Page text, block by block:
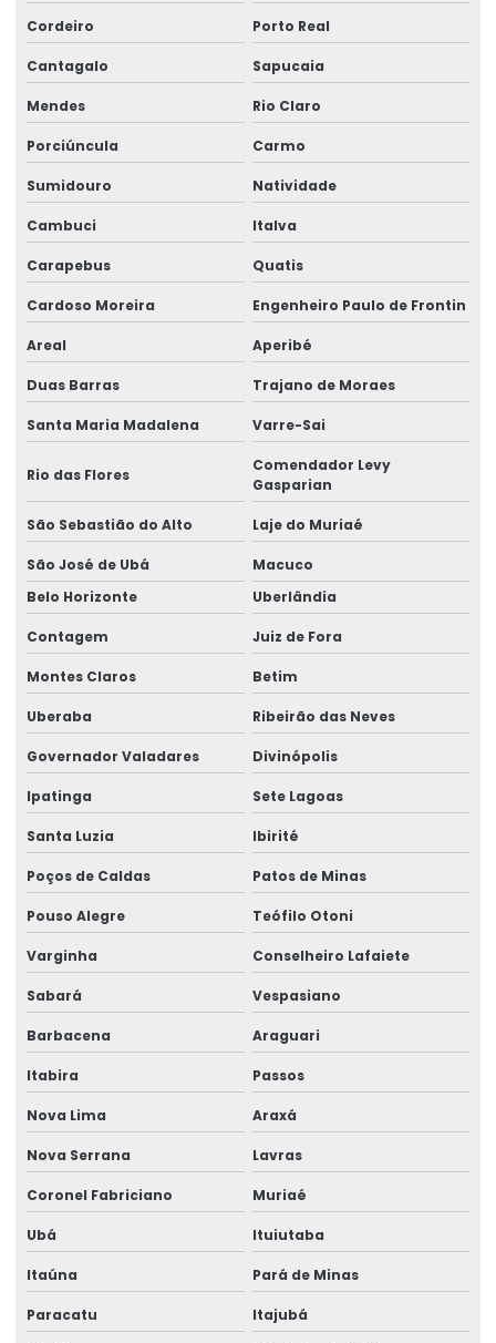
Etiquetas Para Brindes E Promoções
Etiquetas Para Classificação De Produtos
Etiquetas Para Comércio
Etiquetas Para Embalagens De Produtos
Etiquetas Para Embalagens E Produtos
Etiquetas Para Marcação De Preços
Etiquetas Para Produtos Artesanais E Industriais
Etiquetas Para Produtos Farmacêuticos E Cosméticos
Etiquetas Para Roupas Com Código De Barras
Etiquetas Para Uso Comercial E Industrial
Etiquetas Personalizadas Para Vendas Online
Etiquetas Resistentes À Água E Óleo
Fabricação De Etiquetas Adesivas Personalizadas
Fabricação De Etiquetas De Bopp Metalizado
Fabricante De Etiquetas Para Loja
Fabricante De Rótulos Adesivos Personalizados
Fabricante De Rótulos Personalizados
Fornecedor De Etiqueta Balança Para Comércio
Fornecedor De Etiquetas Para Balança Comercial
Fornecedor De Rótulos Adesivos Em São Paulo
Fornecedor De Rótulos Para Indústria
Fornecedores De Etiquetas Térmicas Personalizadas
Fornecimento De Ribbon Em Grandes Quantidades
Impressão De Etiquetas Adesivas
Impressão De Etiquetas Adesivas Personalizadas
Impressão De Rótulos Adesivos
Impressão De Rótulos Adesivos Personalizados
Cordeiro Porto Real
Cantagalo Sapucaia
Mendes Rio Claro
Porciúncula Carmo
Sumidouro Natividade
Cambuci Italva
Carapebus Quatis
Cardoso Moreira Engenheiro Paulo de Frontin
Areal Aperibé
Duas Barras Trajano de Moraes
Santa Maria Madalena Varre-Sai
Rio das Flores
Comendador Levy
Gasparian
São Sebastião do Alto Laje do Muriaé
São José de Ubá
Macuco
Belo Horizonte
Uberlândia
Contagem Juiz de Fora
Montes Claros Betim
Uberaba Ribeirão das Neves
Governador Valadares Divinópolis
Ipatinga Sete Lagoas
Santa Luzia Ibirité
Poços de Caldas Patos de Minas
Pouso Alegre Teófilo Otoni
Varginha Conselheiro Lafaiete
Sabará Vespasiano
Barbacena Araguari
Itabira Passos
Nova Lima Araxá
Nova Serrana Lavras
Coronel Fabriciano Muriaé
Ubá Ituiutaba
Itaúna Pará de Minas
Paracatu Itajubá